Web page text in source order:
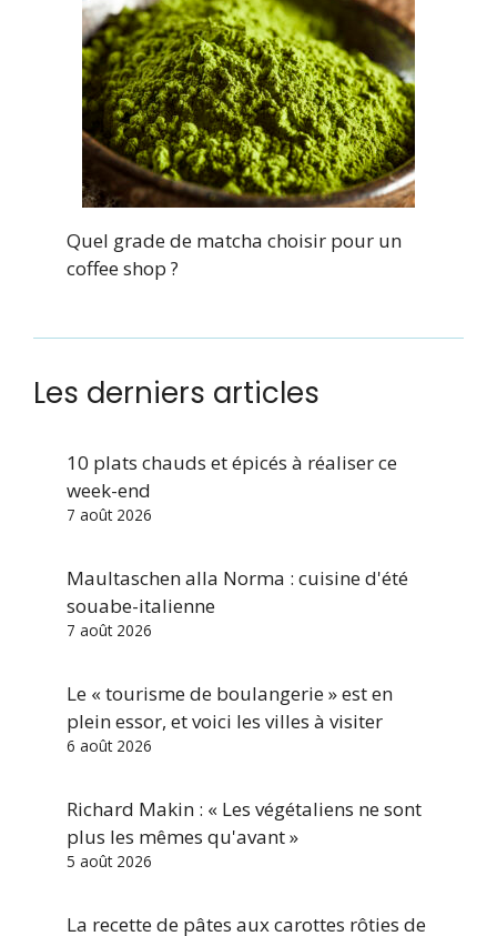
Quel grade de matcha choisir pour un
coffee shop ?
Les derniers articles
10 plats chauds et épicés à réaliser ce
week-end
7 août 2026
Maultaschen alla Norma : cuisine d'été
souabe-italienne
7 août 2026
Le « tourisme de boulangerie » est en
plein essor, et voici les villes à visiter
6 août 2026
Richard Makin : « Les végétaliens ne sont
plus les mêmes qu'avant »
5 août 2026
La recette de pâtes aux carottes rôties de